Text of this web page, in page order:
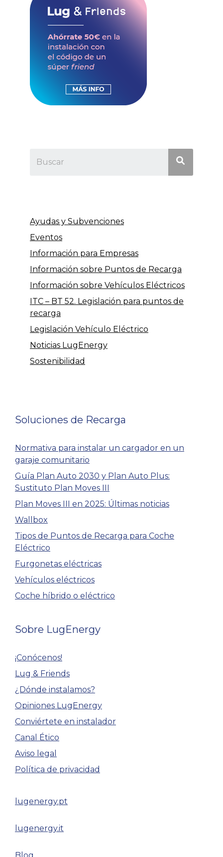
Ayudas y Subvenciones
Eventos
Información para Empresas
Información sobre Puntos de Recarga
Información sobre Vehículos Eléctricos
ITC – BT 52. Legislación para puntos de
recarga
Legislación Vehículo Eléctrico
Noticias LugEnergy
Sostenibilidad
Soluciones de Recarga
Normativa para instalar un cargador en un
garaje comunitario
Guía Plan Auto 2030 y Plan Auto Plus:
Sustituto Plan Moves III
Plan Moves III en 2025: Últimas noticias
Wallbox
Tipos de Puntos de Recarga para Coche
Eléctrico
Furgonetas eléctricas
Vehículos eléctricos
Coche híbrido o eléctrico
Sobre LugEnergy
¡Conócenos!
Lug & Friends
¿Dónde instalamos?
Opiniones LugEnergy
Conviértete en instalador
Canal Ético
Aviso legal
Política de privacidad
lugenergy.pt
lugenergy.it